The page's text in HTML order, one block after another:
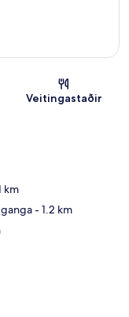
Veitingastaðir
km
- 1.2 km